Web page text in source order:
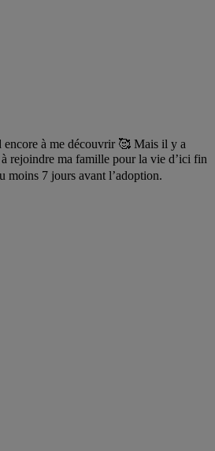
encore à me découvrir 🥰 Mais il y a
rejoindre ma famille pour la vie d’ici fin
moins 7 jours avant l’adoption.